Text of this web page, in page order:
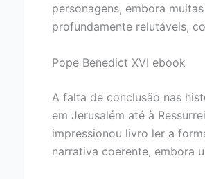
personagens, embora
profundamente relutáveis,
Pope Benedict XVI ebook
A falta de conclusão nas
em Jerusalém até à
impressionou livro ler a
narrativa coerente, embora